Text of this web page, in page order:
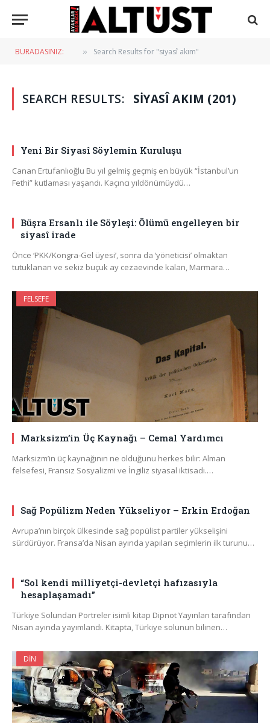
BURADASINIZ: » Search Results for "siyasî akım"
SEARCH RESULTS: SIYASÎ AKIM (201)
Yeni Bir Siyasî Söylemin Kuruluşu
Canan Ertufanlıoğlu Bu yıl gelmiş geçmiş en büyük “İstanbul’un
Fethi” kutlaması yaşandı. Kaçıncı yıldönümüydü…
Büşra Ersanlı ile Söyleşi: Ölümü engelleyen bir
siyasî irade
Önce ‘PKK/Kongra-Gel üyesi’, sonra da ‘yöneticisi’ olmaktan
tutuklanan ve sekiz buçuk ay cezaevinde kalan, Marmara…
FELSEFE
Marksizm’in Üç Kaynağı – Cemal Yardımcı
Marksizm’in üç kaynağının ne olduğunu herkes bilir: Alman
felsefesi, Fransız Sosyalizmi ve İngiliz siyasal iktisadı.…
Sağ Popülizm Neden Yükseliyor – Erkin Erdoğan
Avrupa’nın birçok ülkesinde sağ popülist partiler yükselişini
sürdürüyor. Fransa’da Nisan ayında yapılan seçimlerin ilk turunu…
“Sol kendi milliyetçi-devletçi hafızasıyla
hesaplaşamadı”
Türkiye Solundan Portreler isimli kitap Dipnot Yayınları tarafından
Nisan ayında yayımlandı. Kitapta, Türkiye solunun bilinen…
DIN